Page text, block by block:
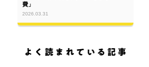
費」
2026.03.31